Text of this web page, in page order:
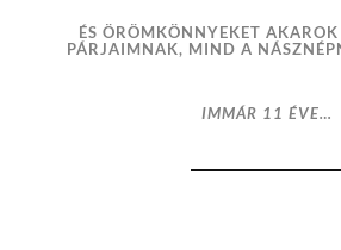
ÉS ÖRÖMKÖNNYEKET
PÁRJAIMNAK, MIND A
IMMÁR 11 ÉVE…